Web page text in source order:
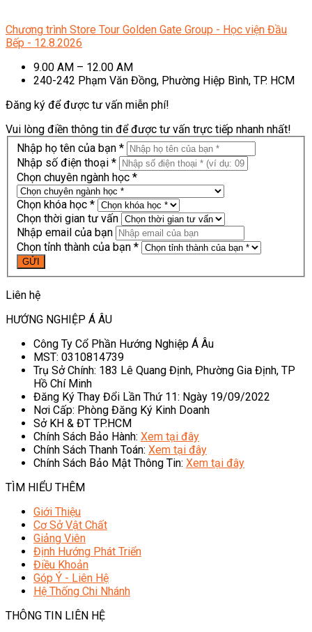
Chương trình Store Tour Golden Gate Group - Học viện Đầu
Bếp - 12.8.2026
9.00 AM – 12.00 AM
240-242 Phạm Văn Đồng, Phường Hiệp Bình, TP. HCM
Đăng ký để được tư vấn miễn phí!
Vui lòng điền thông tin để được tư vấn trực tiếp nhanh nhất!
Nhập họ tên của bạn *
Nhập số điện thoại *
Chọn chuyên ngành học *
Chọn khóa học *
Chọn thời gian tư vấn
Nhập email của bạn
Chọn tỉnh thành của bạn *
Liên hệ
HƯỚNG NGHIỆP Á ÂU
Công Ty Cổ Phần Hướng Nghiệp Á Âu
MST: 0310814739
Trụ Sở Chính: 183 Lê Quang Định, Phường Gia Định, TP
Hồ Chí Minh
Đăng Ký Thay Đổi Lần Thứ 11: Ngày 19/09/2022
Nơi Cấp: Phòng Đăng Ký Kinh Doanh
Sở KH & ĐT TP.HCM
Chính Sách Bảo Hành: Xem tại đây
Chính Sách Thanh Toán: Xem tại đây
Chính Sách Bảo Mật Thông Tin: Xem tại đây
TÌM HIỂU THÊM
Giới Thiệu
Cơ Sở Vật Chất
Giảng Viên
Định Hướng Phát Triển
Điều Khoản
Góp Ý - Liên Hệ
Hệ Thống Chi Nhánh
THÔNG TIN LIÊN HỆ